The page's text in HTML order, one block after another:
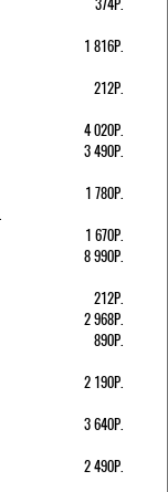
1 816Р.
212Р.
4 020Р.
3 490Р.
1 780Р.
1 670Р.
8 990Р.
212Р.
2 968Р.
890Р.
2 190Р.
3 640Р.
2 490Р.